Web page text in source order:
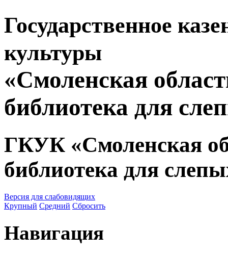
Государственное
культуры
«Смоленская
библиотека для
ГКУК «Смоленская
библиотека для
Версия для слабовидящих
Крупный Средний Сбросить
Навигация